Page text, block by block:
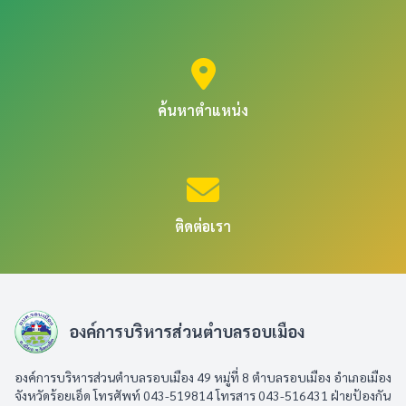
ค้นหาตำแหน่ง
ติดต่อเรา
องค์การบริหารส่วนตำบลรอบเมือง
องค์การบริหารส่วนตำบลรอบเมือง 49 หมู่ที่ 8 ตำบลรอบเมือง อำเภอเมือง
จังหวัดร้อยเอ็ด โทรศัพท์ 043-519814 โทรสาร 043-516431​ ฝ่ายป้องกัน